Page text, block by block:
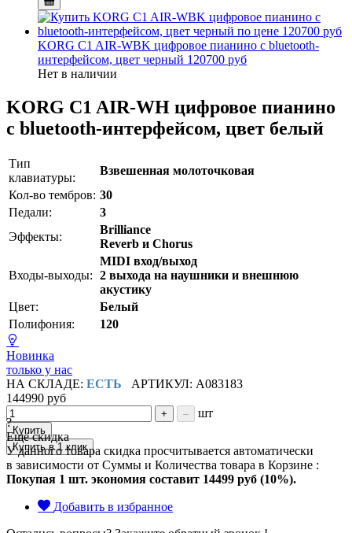
KORG C1 AIR-WBK цифровое пианино c bluetooth-
интерфейсом, цвет черный 120700 руб
Нет в наличии
KORG C1 AIR-WH цифровое пианино
c bluetooth-интерфейсом, цвет белый
Тип
клавиатуры:
Взвешенная молоточковая
Кол-во тембров: 30
Педали:
3
Эффекты:
Brilliance
Reverb и Chorus
Входы-выходы:
MIDI вход/выход
2 выхода на наушники и внешнюю
акустику
Цвет:
Белый
Полифония:
120
Новинка
только у нас
НА СКЛАДЕ: ЕСТЬ АРТИКУЛ: A083183
144990 руб
+ – шт
Купить
Купить в 1 клик
?
Ещё скидка
У данного товара скидка просчитывается автоматически
в зависимости от Суммы и Количества товара в Корзине :
Покупая 1 шт. экономия составит 14499 руб (10%).
Добавить в избранное